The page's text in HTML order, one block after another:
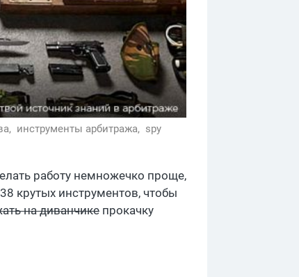
инструменты арбитража, spy
работу немножечко проще,
крутых инструментов, чтобы
на диванчике прокачку